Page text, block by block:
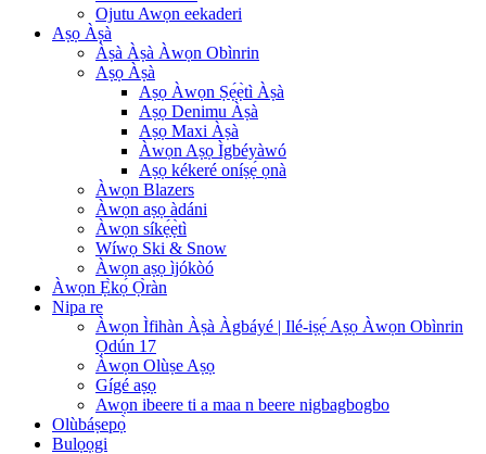
Ojutu Awọn eekaderi
Aṣọ Àṣà
Àṣà Àṣà Àwọn Obìnrin
Aṣọ Àṣà
Aṣọ Àwọn Ṣẹ́ẹ̀tì Àṣà
Aṣọ Denimu Àṣà
Aṣọ Maxi Àṣà
Àwọn Aṣọ Ìgbéyàwó
Aṣọ kékeré oníṣẹ́ ọnà
Àwọn Blazers
Àwọn aṣọ àdáni
Àwọn síkẹ́ẹ̀tì
Wíwọ Ski & Snow
Àwọn aṣọ ìjókòó
Àwọn Ẹ̀kọ́ Ọ̀ràn
Nipa re
Àwọn Ìfihàn Àṣà Àgbáyé | Ilé-iṣẹ́ Aṣọ Àwọn Obìnrin
Ọdún 17
Àwọn Olùṣe Aṣọ
Gígé aṣọ
Awọn ibeere ti a maa n beere nigbagbogbo
Olùbáṣepọ̀
Bulọọgi